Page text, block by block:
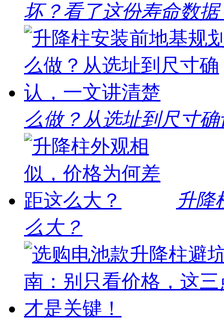
坏？看了这份寿命数
么做？从选址到尺寸
升降
么大？